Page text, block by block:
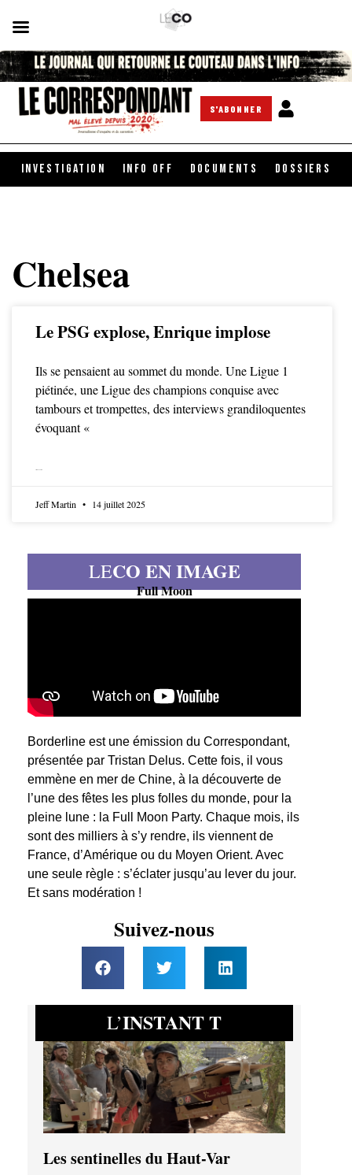
S'ABONNER
INVESTIGATION INFO OFF DOCUMENTS DOSSIERS
Chelsea
Le PSG explose, Enrique implose
Ils se pensaient au sommet du monde. Une Ligue 1
piétinée, une Ligue des champions conquise avec
tambours et trompettes, des interviews grandiloquentes
évoquant «
Jeff Martin 14 juillet 2025
LECO EN IMAGE
Full Moon
Borderline est une émission du Correspondant,
présentée par Tristan Delus. Cette fois, il vous
emmène en mer de Chine, à la découverte de
l’une des fêtes les plus folles du monde, pour la
pleine lune : la Full Moon Party. Chaque mois, ils
sont des milliers à s’y rendre, ils viennent de
France, d’Amérique ou du Moyen Orient. Avec
une seule règle : s’éclater jusqu’au lever du jour.
Et sans modération !
Suivez-nous
L’INSTANT T
Les sentinelles du Haut-Var